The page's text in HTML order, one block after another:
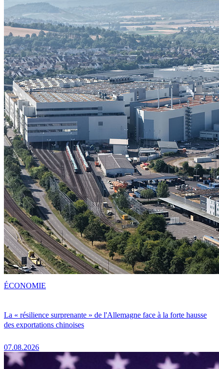
La « résilience surprenante » de l'Allemagne face à la forte hausse
des exportations chinoises
07.08.2026
ÉCONOMIE